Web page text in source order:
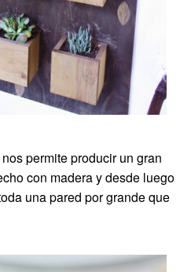
permite producir un gran
con madera y desde luego
una pared por grande que